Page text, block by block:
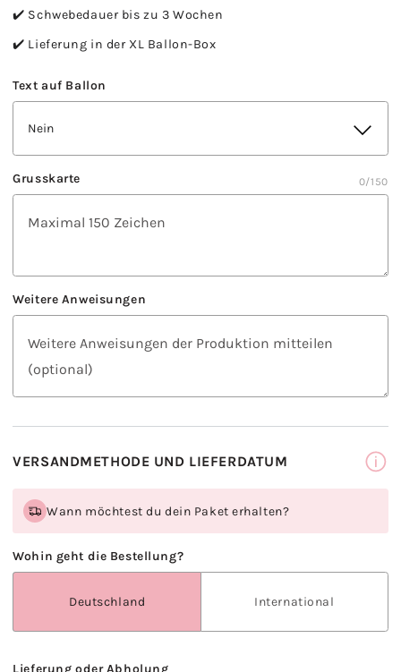
✔️ Schwebedauer bis zu 3 Wochen
✔️ Lieferung in der XL Ballon-Box